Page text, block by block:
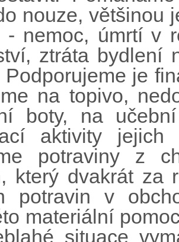
nouze, většinou
- nemoc, úmrtí v
ztráta bydlení
Podporujeme je
na topivo,
boty, na
aktivity
potraviny z
který dvakrát za
potravin v
materiální
situace